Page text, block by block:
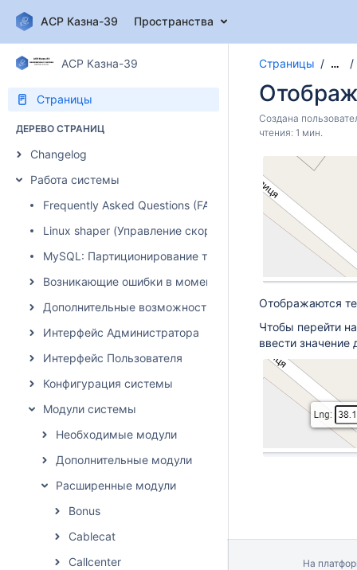
АСР Казна-39 Пространства
АСР Казна-39
Страницы
ДЕРЕВО СТРАНИЦ
Changelog
Работа системы
Frequently Asked Questions (FAQ)
Linux shaper (Управление скоростью)
MySQL: Партиционирование таблиц
Возникающие ошибки в момент авторизации абонента
Дополнительные возможности системы
Интерфейс Администратора
Интерфейс Пользователя
Конфигурация системы
Модули системы
Необходимые модули
Дополнительные модули
Расширенные модули
Bonus
Cablecat
Callcenter
Страницы …
Создана
чтения: 1 мин.
Отображаются
Чтобы перейти
ввести
На